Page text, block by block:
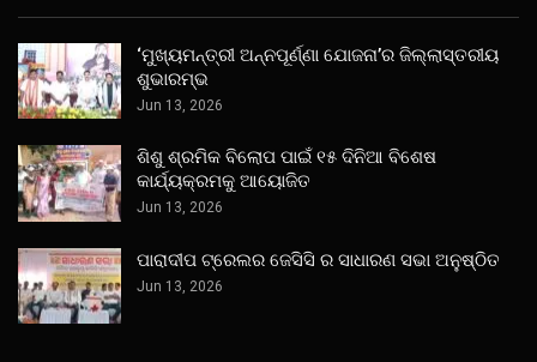
‘ମୁଖ୍ୟମନ୍ତ୍ରୀ ଅନ୍ନପୂର୍ଣ୍ଣା ଯୋଜନା’ର ଜିଲ୍ଲାସ୍ତରୀୟ
ଶୁଭାରମ୍ଭ
Jun 13, 2026
ଶିଶୁ ଶ୍ରମିକ ବିଲୋପ ପାଇଁ ୧୫ ଦିନିଆ ବିଶେଷ
କାର୍ଯ୍ୟକ୍ରମକୁ ଆୟୋଜିତ
Jun 13, 2026
ପାରାଦୀପ ଟ୍ରେଲର ଜେସିସି ର ସାଧାରଣ ସଭା ଅନୁଷ୍ଠିତ
Jun 13, 2026